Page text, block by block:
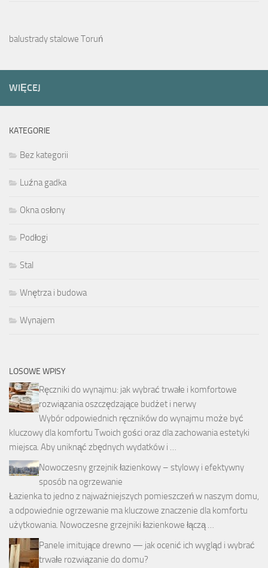
balustrady stalowe Toruń
WIĘCEJ
KATEGORIE
Bez kategorii
Luźna gadka
Okna osłony
Podłogi
Stal
Wnętrza i budowa
Wynajem
LOSOWE WPISY
Ręczniki do wynajmu: jak wybrać trwałe i komfortowe
rozwiązania oszczędzające budżet i nerwy
Wybór odpowiednich ręczników do wynajmu może być
kluczowy dla komfortu Twoich gości oraz dla zachowania estetyki
miejsca. Aby uniknąć zbędnych wydatków i …
Nowoczesny grzejnik łazienkowy – stylowy i efektywny
sposób na ogrzewanie
Łazienka to jedno z najważniejszych pomieszczeń w naszym domu,
a odpowiednie ogrzewanie ma kluczowe znaczenie dla komfortu
użytkowania. Nowoczesne grzejniki łazienkowe łączą …
Panele imitujące drewno — jak ocenić ich wygląd i wybrać
trwałe rozwiązanie do domu?